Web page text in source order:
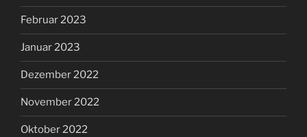
Februar 2023
Januar 2023
Dezember 2022
November 2022
Oktober 2022